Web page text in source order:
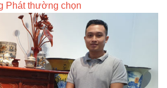
Phát thường chọn